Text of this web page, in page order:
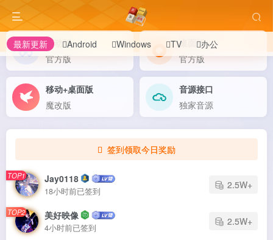
移动版
官方版
桌面版
官方版
移动+桌面版
魔改版
音源接口
独家音源
签到领取今日奖励
TOP1 Jay0118
18小时前已签到
2.5W+
TOP2 美好映像
4小时前已签到
2.5W+
最新更新 Android Windows TV 办公